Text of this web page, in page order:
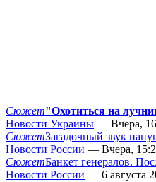
Сюжет"Охотиться на
Новости Украины — Вчера,
СюжетЗагадочный звук
Новости России — Вчера,
СюжетБанкет генералов.
Новости России — 6 августа